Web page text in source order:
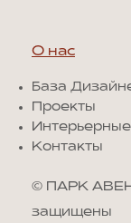
О нас
База
Проекты
Контакты
© ПАРК
защищены